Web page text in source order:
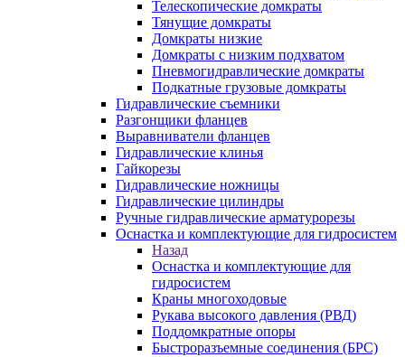
Телескопические домкраты
Тянущие домкраты
Домкраты низкие
Домкраты с низким подхватом
Пневмогидравлические домкраты
Подкатные грузовые домкраты
Гидравлические съемники
Разгонщики фланцев
Выравниватели фланцев
Гидравлические клинья
Гайкорезы
Гидравлические ножницы
Гидравлические цилиндры
Ручные гидравлические арматурорезы
Оснастка и комплектующие для гидросистем
Назад
Оснастка и комплектующие для
гидросистем
Краны многоходовые
Рукава высокого давления (РВД)
Поддомкратные опоры
Быстроразъемные соединения (БРС)